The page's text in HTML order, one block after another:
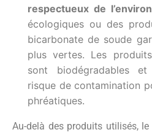
respectueux de
écologiques ou des
bicarbonate de soude
plus vertes. Les
sont biodégradables
risque de contamination
phréatiques.
Au-delà des produits utilisés,